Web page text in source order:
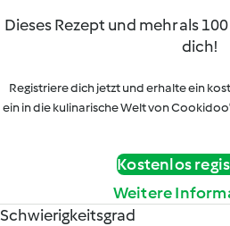
Dieses Rezept und mehr als
dich!
Registriere dich jetzt und erhalte ein
ein in die kulinarische Welt von
Kostenlos
Weitere
Schwierigkeitsgrad